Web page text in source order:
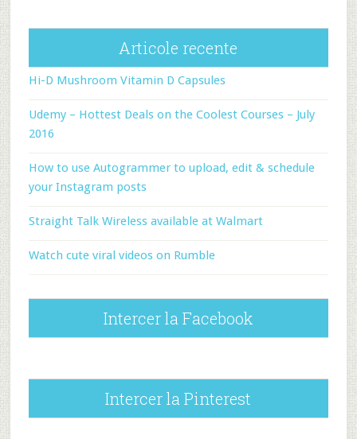
Articole recente
Hi-D Mushroom Vitamin D Capsules
Udemy – Hottest Deals on the Coolest Courses – July
2016
How to use Autogrammer to upload, edit & schedule
your Instagram posts
Straight Talk Wireless available at Walmart
Watch cute viral videos on Rumble
Intercer la Facebook
Intercer la Pinterest